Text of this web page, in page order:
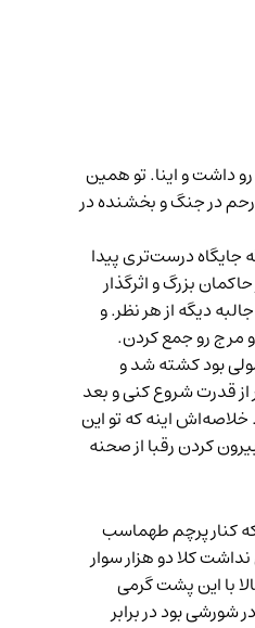
داشت و اینا. تو همین
رحم در جنگ و بخشنده در
جایگاه درست‌تری پیدا
بزرگ و اثرگذار
دیگه از هر نظر. و
مرج رو جمع کردن.
بود کشته شد و
از قدرت شروع کنی و بعد
اینه که تو این
کردن رقبا از صحنه
کنار پرچم طهماسب
کلا دو هزار سوار
با این پشت گرمی
بود در برابر